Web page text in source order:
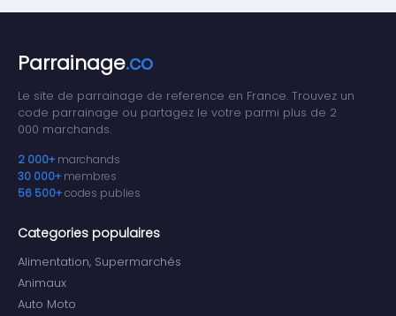
Parrainage.co
Le site de parrainage de reference en France. Trouvez un
code parrainage ou partagez le votre parmi plus de 2
000 marchands.
2 000+ marchands
30 000+ membres
56 500+codes publies
Categories populaires
Alimentation, Supermarchés
Animaux
Auto Moto